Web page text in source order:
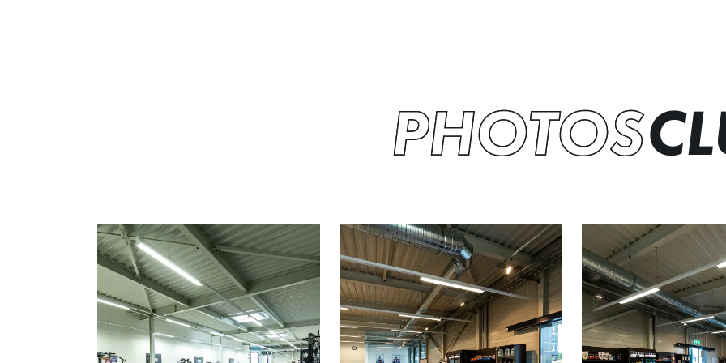
PHOTOS